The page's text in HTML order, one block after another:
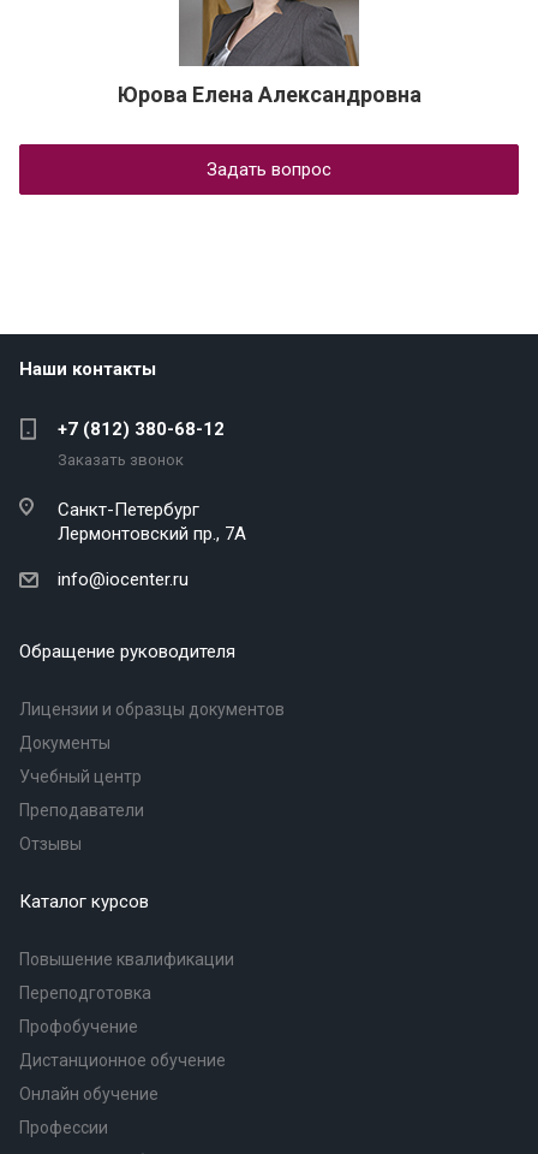
Юрова Елена Александровна
Задать вопрос
Наши контакты
+7 (812) 380-68-12
Заказать звонок
Санкт-Петербург
Лермонтовский пр., 7А
info@iocenter.ru
Обращение руководителя
Лицензии и образцы документов
Документы
Учебный центр
Преподаватели
Отзывы
Каталог курсов
Повышение квалификации
Переподготовка
Профобучение
Дистанционное обучение
Онлайн обучение
Профессии